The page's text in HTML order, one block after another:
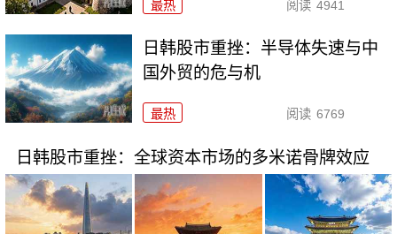
最热 阅读 4941
日韩股市重挫：半导体失速与中
国外贸的危与机
最热 阅读 6769
日韩股市重挫：全球资本市场的多米诺骨牌效应